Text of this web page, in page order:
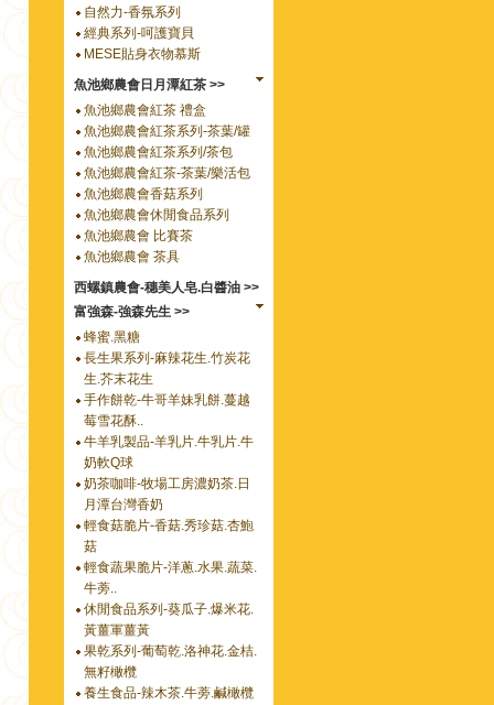
自然力-香氛系列
經典系列-呵護寶貝
MESE貼身衣物慕斯
魚池鄉農會日月潭紅茶 >>
魚池鄉農會紅茶 禮盒
魚池鄉農會紅茶系列-茶葉/罐
魚池鄉農會紅茶系列/茶包
魚池鄉農會紅茶-茶葉/樂活包
魚池鄉農會香菇系列
魚池鄉農會休閒食品系列
魚池鄉農會 比賽茶
魚池鄉農會 茶具
西螺鎮農會-穗美人皂.白醬油 >>
富強森-強森先生 >>
蜂蜜.黑糖
長生果系列-麻辣花生.竹炭花
生.芥末花生
手作餅乾-牛哥羊妹乳餅.蔓越
莓雪花酥..
牛羊乳製品-羊乳片.牛乳片.牛
奶軟Q球
奶茶咖啡-牧場工房濃奶茶.日
月潭台灣香奶
輕食菇脆片-香菇.秀珍菇.杏鮑
菇
輕食蔬果脆片-洋蔥.水果.蔬菜.
牛蒡..
休閒食品系列-葵瓜子.爆米花.
黃薑軍薑黃
果乾系列-葡萄乾.洛神花.金桔.
無籽橄欖
養生食品-辣木茶.牛蒡.鹹橄欖